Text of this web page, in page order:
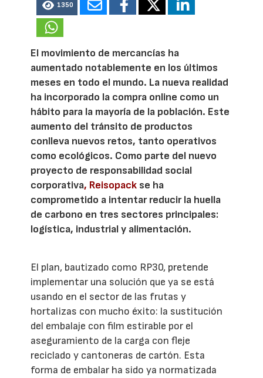
1350
El movimiento de mercancías ha
aumentado notablemente en los últimos
meses en todo el mundo. La nueva realidad
ha incorporado la compra online como un
hábito para la mayoría de la población. Este
aumento del tránsito de productos
conlleva nuevos retos, tanto operativos
como ecológicos. Como parte del nuevo
proyecto de responsabilidad social
corporativa, Reisopack se ha
comprometido a intentar reducir la huella
de carbono en tres sectores principales:
logística, industrial y alimentación.
El plan, bautizado como RP30, pretende
implementar una solución que ya se está
usando en el sector de las frutas y
hortalizas con mucho éxito: la sustitución
del embalaje con film estirable por el
aseguramiento de la carga con fleje
reciclado y cantoneras de cartón. Esta
forma de embalar ha sido ya normatizada